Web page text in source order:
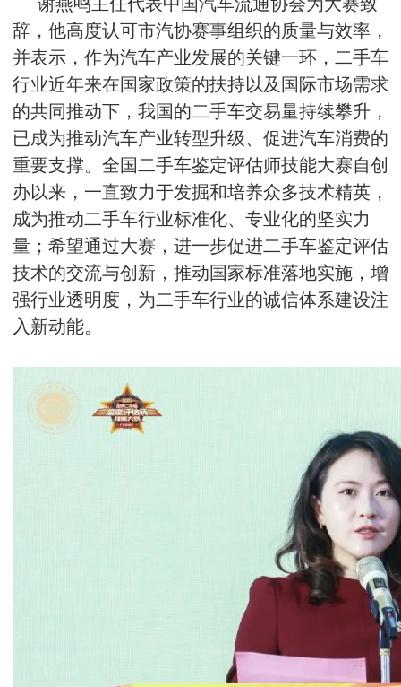
辞，他高度认可市汽协赛事组织的质量与效率，
并表示，作为汽车产业发展的关键一环，二手车
行业近年来在国家政策的扶持以及国际市场需求
的共同推动下，我国的二手车交易量持续攀升，
已成为推动汽车产业转型升级、促进汽车消费的
重要支撑。全国二手车鉴定评估师技能大赛自创
办以来，一直致力于发掘和培养众多技术精英，
成为推动二手车行业标准化、专业化的坚实力
量；希望通过大赛，进一步促进二手车鉴定评估
技术的交流与创新，推动国家标准落地实施，增
强行业透明度，为二手车行业的诚信体系建设注
入新动能。